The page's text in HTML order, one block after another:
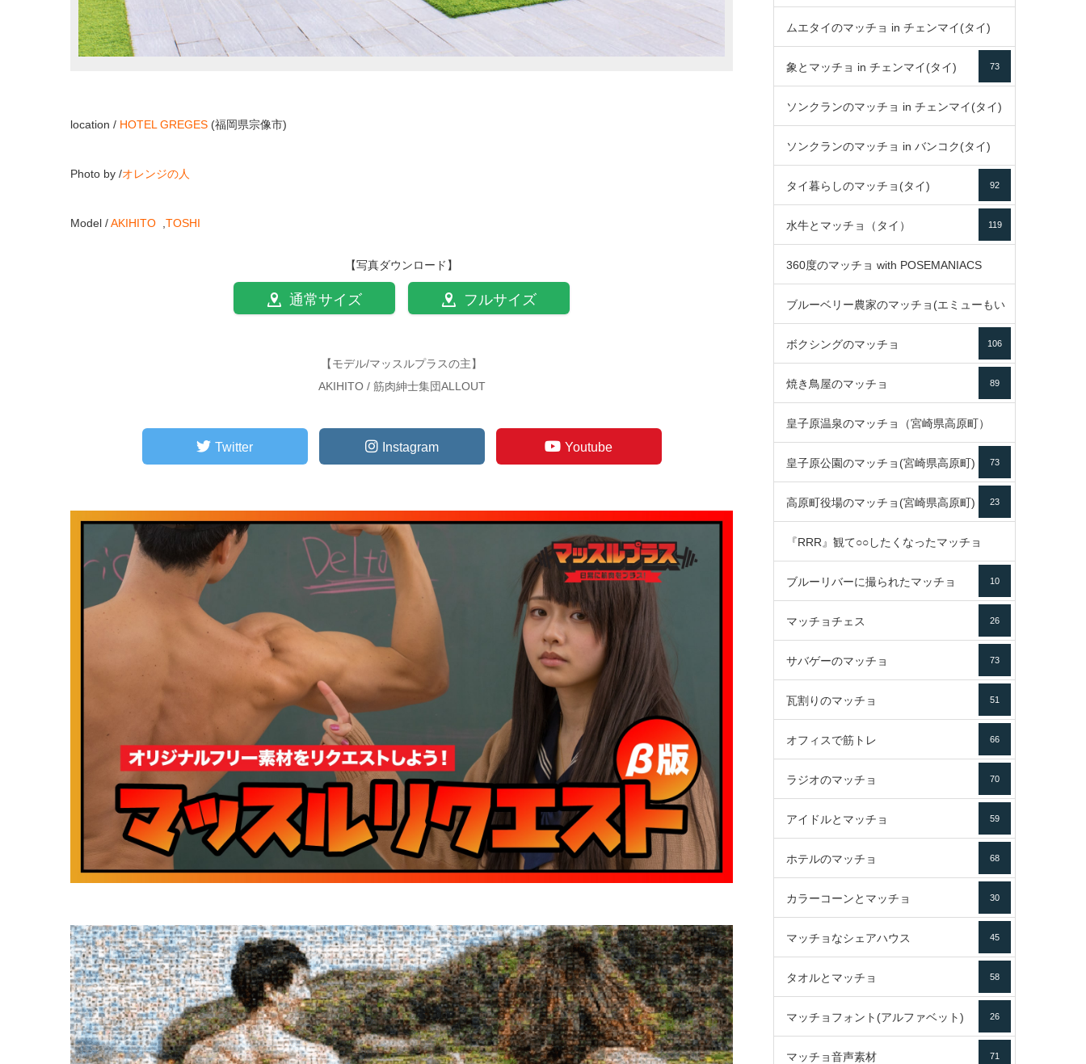
location / HOTEL GREGES (福岡県宗像市)
Photo by /オレンジの人
Model /AKIHITO TOSHI
【写真ダウンロード】
通常サイズ フルサイズ
【モデル/マッスルプラスの主】
AKIHITO / 筋肉紳士集団ALLOUT
Twitter Instagram Youtube
イ)
ムエタイのマッチョ in チェンマイ(タイ)
79
象とマッチョ in チェンマイ(タイ) 73
ソンクランのマッチョ in チェンマイ(タイ)
ソンクランのマッチョ in バンコク(タイ)
85
タイ暮らしのマッチョ(タイ) 92
水牛とマッチョ（タイ） 119
360度のマッチョ with POSEMANIACS
49
ブルーベリー農家のマッチョ(エミューもい
るよ) 72
ボクシングのマッチョ 106
焼き鳥屋のマッチョ 89
皇子原温泉のマッチョ（宮崎県高原町）
133
皇子原公園のマッチョ(宮崎県高原町) 73
高原町役場のマッチョ(宮崎県高原町) 23
『RRR』観て○○したくなったマッチョ
16
ブルーリバーに撮られたマッチョ 10
マッチョチェス 26
サバゲーのマッチョ 73
瓦割りのマッチョ 51
オフィスで筋トレ 66
ラジオのマッチョ 70
アイドルとマッチョ 59
ホテルのマッチョ 68
カラーコーンとマッチョ 30
マッチョなシェアハウス 45
タオルとマッチョ 58
マッチョフォント(アルファベット) 26
マッチョ音声素材 71